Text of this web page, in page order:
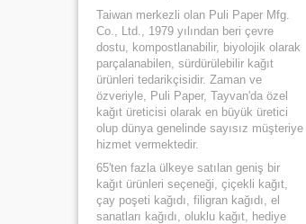
Taiwan merkezli olan Puli Paper Mfg.
Co., Ltd., 1979 yılından beri çevre
dostu, kompostlanabilir, biyolojik olarak
parçalanabilen, sürdürülebilir kağıt
ürünleri tedarikçisidir. Zaman ve
özveriyle, Puli Paper, Tayvan'da özel
kağıt üreticisi olarak en büyük üretici
olup dünya genelinde sayısız müşteriye
hizmet vermektedir.
65'ten fazla ülkeye satılan geniş bir
kağıt ürünleri seçeneği, çiçekli kağıt,
çay poşeti kağıdı, filigran kağıdı, el
sanatları kağıdı, oluklu kağıt, hediye